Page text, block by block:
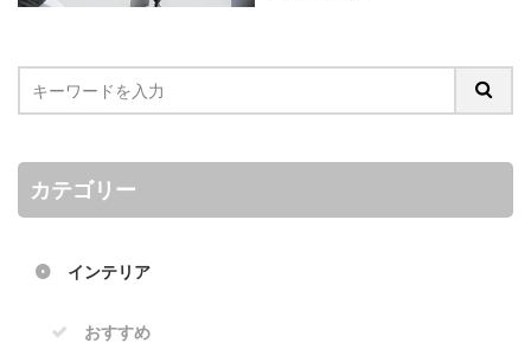
カテゴリー
インテリア
おすすめ